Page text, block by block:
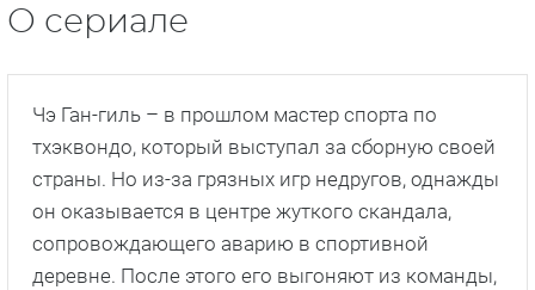
О сериале
Чэ Ган-гиль – в прошлом мастер спорта по
тхэквондо, который выступал за сборную своей
страны. Но из-за грязных игр недругов, однажды
он оказывается в центре жуткого скандала,
сопровождающего аварию в спортивной
деревне. После этого его выгоняют из команды,